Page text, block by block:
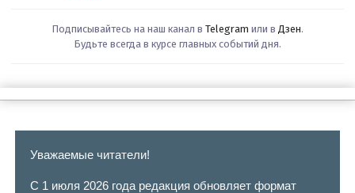
Подписывайтесь на наш канал в Telegram или в Дзен.
Будьте всегда в курсе главных событий дня.
Уважаемые читатели!
С 1 июля 2026 года редакция обновляет формат